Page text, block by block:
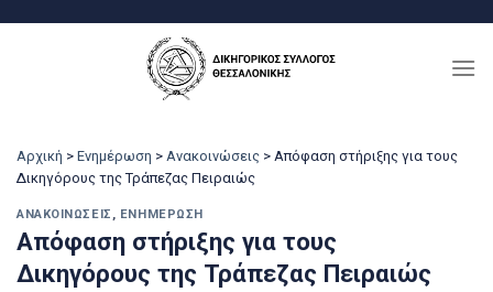
Αρχική > Ενημέρωση > Ανακοινώσεις > Απόφαση στήριξης για τους
Δικηγόρους της Τράπεζας Πειραιώς
ΑΝΑΚΟΙΝΏΣΕΙΣ , ΕΝΗΜΈΡΩΣΗ
Απόφαση στήριξης για τους
Δικηγόρους της Τράπεζας Πειραιώς